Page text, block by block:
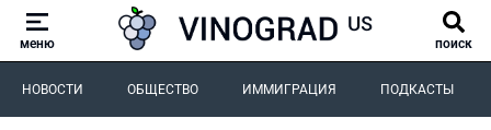
меню поиск
НОВОСТИ ОБЩЕСТВО ИММИГРАЦИЯ ПОДКАСТЫ